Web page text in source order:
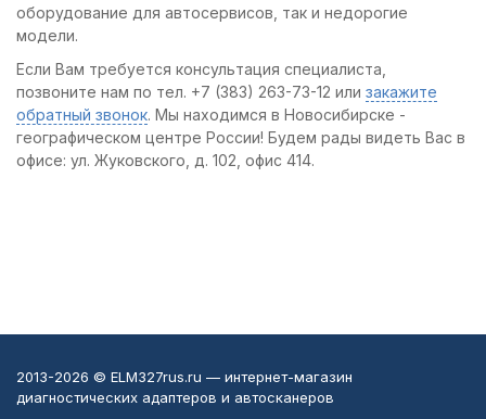
оборудование для автосервисов, так и недорогие
модели.
Если Вам требуется консультация специалиста,
позвоните нам по тел. +7 (383) 263-73-12 или закажите
обратный звонок. Мы находимся в Новосибирске -
географическом центре России! Будем рады видеть Вас в
офисе: ул. Жуковского, д. 102, офис 414.
2013-2026 © ELM327rus.ru — интернет-магазин
диагностических адаптеров и автосканеров